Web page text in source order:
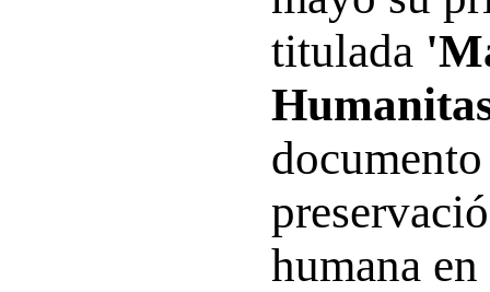
titulada
humana